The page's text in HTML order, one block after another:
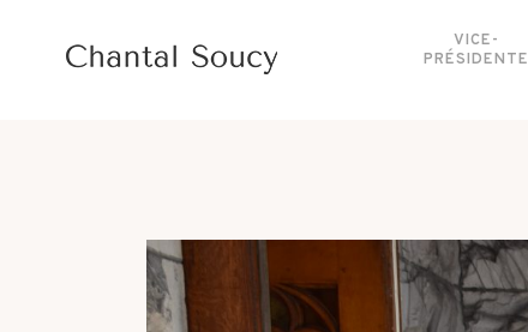
VICE-
PRÉSIDENTE